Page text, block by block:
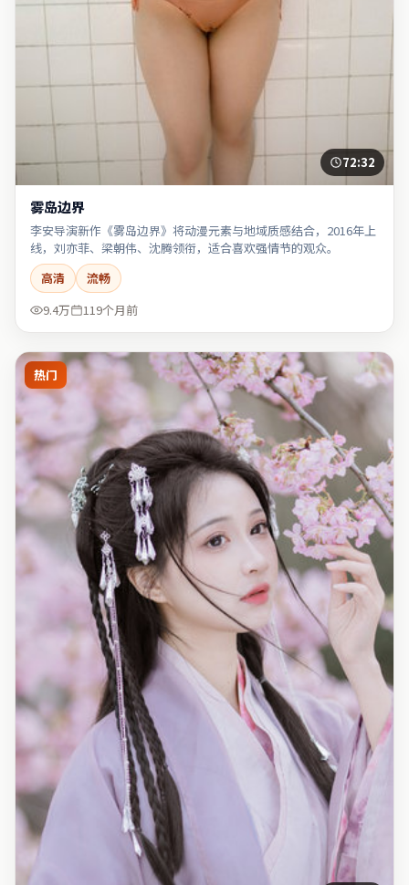
72:32
雾岛边界
李安导演新作《雾岛边界》将动漫元素与地域质感结合，2016年上
线，刘亦菲、梁朝伟、沈腾领衔，适合喜欢强情节的观众。
高清
流畅
9.4万
119个月前
热门